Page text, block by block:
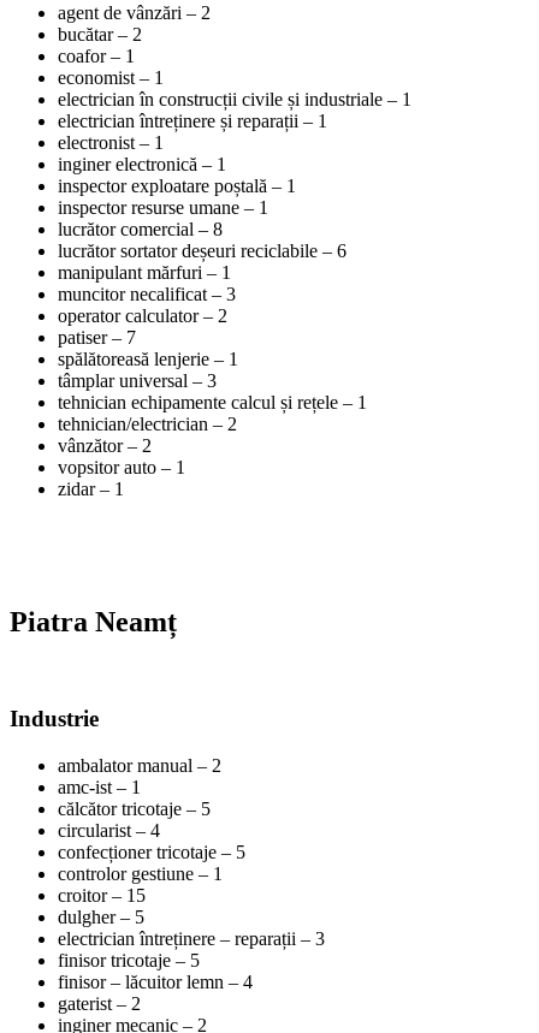
agent de vânzări – 2
bucătar – 2
coafor – 1
economist – 1
electrician în construcții civile și industriale – 1
electrician întreținere și reparații – 1
electronist – 1
inginer electronică – 1
inspector exploatare poștală – 1
inspector resurse umane – 1
lucrător comercial – 8
lucrător sortator deșeuri reciclabile – 6
manipulant mărfuri – 1
muncitor necalificat – 3
operator calculator – 2
patiser – 7
spălătoreasă lenjerie – 1
tâmplar universal – 3
tehnician echipamente calcul și rețele – 1
tehnician/electrician – 2
vânzător – 2
vopsitor auto – 1
zidar – 1
Piatra Neamț
Industrie
ambalator manual – 2
amc-ist – 1
călcător tricotaje – 5
circularist – 4
confecționer tricotaje – 5
controlor gestiune – 1
croitor – 15
dulgher – 5
electrician întreținere – reparații – 3
finisor tricotaje – 5
finisor – lăcuitor lemn – 4
gaterist – 2
inginer mecanic – 2